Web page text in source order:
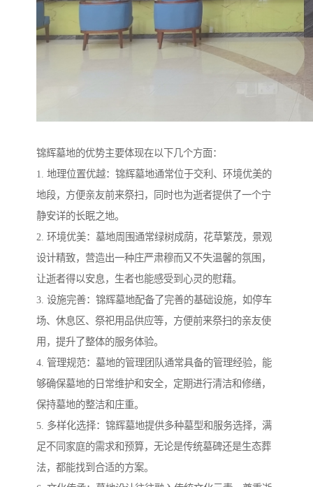
锦辉墓地的优势主要体现在以下几个方面：
1. 地理位置优越：锦辉墓地通常位于交利、环境优美的
地段，方便亲友前来祭扫，同时也为逝者提供了一个宁
静安详的长眠之地。
2. 环境优美：墓地周围通常绿树成荫，花草繁茂，景观
设计精致，营造出一种庄严肃穆而又不失温馨的氛围，
让逝者得以安息，生者也能感受到心灵的慰藉。
3. 设施完善：锦辉墓地配备了完善的基础设施，如停车
场、休息区、祭祀用品供应等，方便前来祭扫的亲友使
用，提升了整体的服务体验。
4. 管理规范：墓地的管理团队通常具备的管理经验，能
够确保墓地的日常维护和安全，定期进行清洁和修缮，
保持墓地的整洁和庄重。
5. 多样化选择：锦辉墓地提供多种墓型和服务选择，满
足不同家庭的需求和预算，无论是传统墓碑还是生态葬
法，都能找到合适的方案。